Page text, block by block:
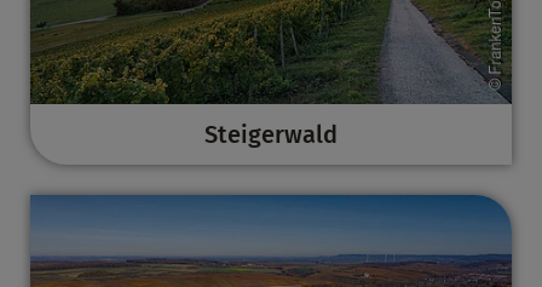
Steigerwald